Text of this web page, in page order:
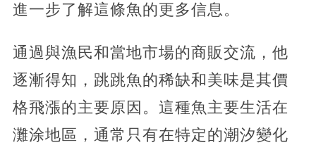
進一步了解這條魚的更多信息。
通過與漁民和當地市場的商販交流，他
逐漸得知，跳跳魚的稀缺和美味是其價
格飛漲的主要原因。這種魚主要生活在
灘涂地區，通常只有在特定的潮汐變化